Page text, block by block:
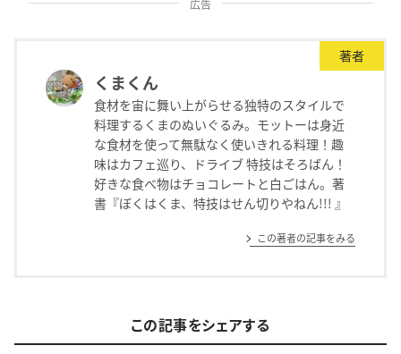
広告
著者
くまくん
食材を宙に舞い上がらせる独特のスタイルで
料理するくまのぬいぐるみ。モットーは身近
な食材を使って無駄なく使いきれる料理！趣
味はカフェ巡り、ドライブ 特技はそろばん！
好きな食べ物はチョコレートと白ごはん。著
書『ぼくはくま、特技はせん切りやねん!!! 』
この著者の記事をみる
この記事をシェアする